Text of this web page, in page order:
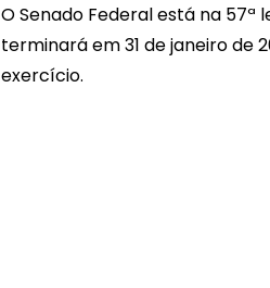
O Senado Federal está na 57ª
terminará em 31 de janeiro de
exercício.